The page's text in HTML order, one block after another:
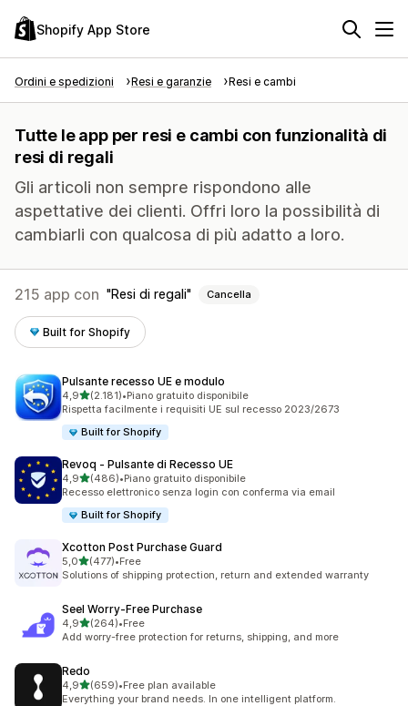
Shopify App Store
Ordini e spedizioni Resi e garanzie Resi e cambi
Tutte le app per resi e cambi con funzionalità di
resi di regali
Gli articoli non sempre rispondono alle
aspettative dei clienti. Offri loro la possibilità di
cambiarli con qualcosa di più adatto a loro.
215 app con Resi di regali Cancella
Built for Shopify
Pulsante recesso UE e modulo
4,9stelle su 5
(2.181)
2181 recensioni totali
•Piano gratuito disponibile
Rispetta facilmente i requisiti UE sul recesso 2023/2673
Built for Shopify
Revoq ‑ Pulsante di Recesso UE
4,9stelle su 5
(486)
486 recensioni totali
•Piano gratuito disponibile
Recesso elettronico senza login con conferma via email
Built for Shopify
Xcotton Post Purchase Guard
5,0stelle su 5
(477)
477 recensioni totali
•Free
Solutions of shipping protection, return and extended warranty
Seel Worry‑Free Purchase
4,9stelle su 5
(264)
264 recensioni totali
•Free
Add worry-free protection for returns, shipping, and more
Redo
4,9stelle su 5
(659)
659 recensioni totali
•Free plan available
Everything your brand needs. In one intelligent platform.